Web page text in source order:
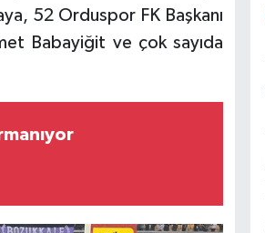
52 Orduspor FK Başkanı
Babayiğit ve çok sayıda